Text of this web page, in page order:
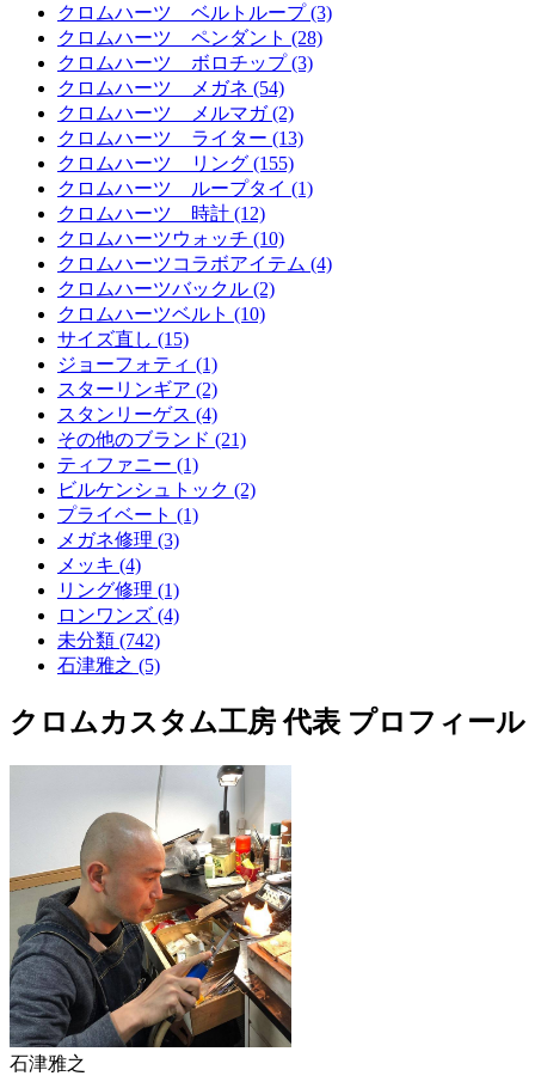
クロムハーツ ベルトループ (3)
クロムハーツ ペンダント (28)
クロムハーツ ボロチップ (3)
クロムハーツ メガネ (54)
クロムハーツ メルマガ (2)
クロムハーツ ライター (13)
クロムハーツ リング (155)
クロムハーツ ループタイ (1)
クロムハーツ 時計 (12)
クロムハーツウォッチ (10)
クロムハーツコラボアイテム (4)
クロムハーツバックル (2)
クロムハーツベルト (10)
サイズ直し (15)
ジョーフォティ (1)
スターリンギア (2)
スタンリーゲス (4)
その他のブランド (21)
ティファニー (1)
ビルケンシュトック (2)
プライベート (1)
メガネ修理 (3)
メッキ (4)
リング修理 (1)
ロンワンズ (4)
未分類 (742)
石津雅之 (5)
クロムカスタム工房 代表 プロフィール
石津雅之